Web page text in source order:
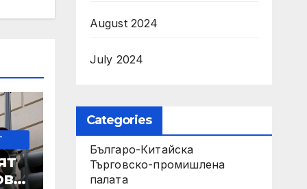
August 2024
July 2024
Categories
Българо-Китайска
Търговско-промишлена
палaта